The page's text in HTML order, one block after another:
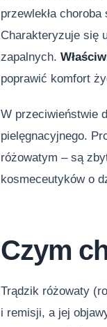
przewlekła
Charakteryzuje się
zapalnych.
poprawić komfort
W przeciwieństwie
pielęgnacyjnego.
różowatym – są
kosmeceutyków o
Czym
Trądzik różowaty
i remisji, a jej